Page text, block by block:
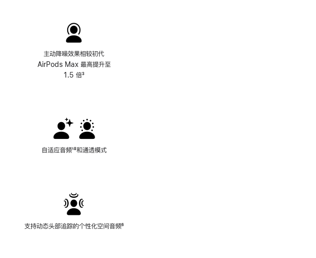
主动降噪效果相较初代
AirPods Max 最高提升至
1.5 倍脚
³
自适应音频脚
¹⁸和通透模式
支持动态头部追踪的个性化空间音频脚
⁶